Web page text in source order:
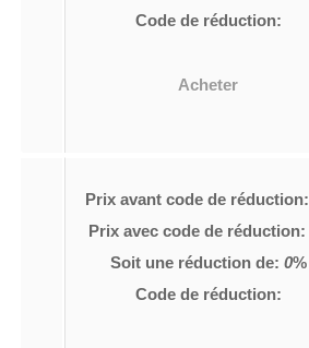
Code de réduction:
Acheter
Prix avant code de réduction:
Prix avec code de réduction:
Soit une réduction de: 0%
Code de réduction: